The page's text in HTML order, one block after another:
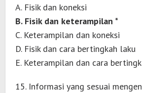
A. Fisik dan koneksi
B. Fisik dan keterampilan *
C. Keterampilan dan koneksi
D. Fisik dan cara bertingkah laku
E. Keterampilan dan cara
15. Informasi yang sesuai